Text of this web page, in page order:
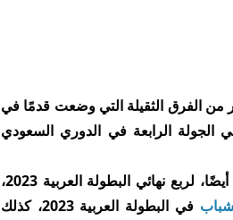
من الفرق الثقيلة التي وضعت قدمًا في
الرابعة في الدوري السعودي
ويتأهل الأول والثاني من المجموعة التي تضم الزمالك والمنستيري أيضًا، لربع نهائي البطولة العربية 2023،
في البطولة العربية 2023، كذلك